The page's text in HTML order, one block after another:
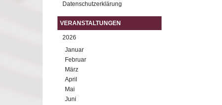
Datenschutzerklärung
VERANSTALTUNGEN
2026
Januar
Februar
März
April
Mai
Juni